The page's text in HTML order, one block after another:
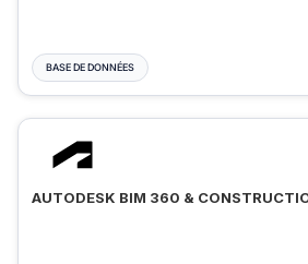
BASE DE DONNÉES
AUTODESK BIM 360 &